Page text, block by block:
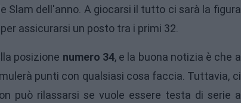
Slam dell'anno. A giocarsi il tutto ci sarà la figura
assicurarsi un posto tra i primi 32.
posizione numero 34, e la buona notizia è che a
punti con qualsiasi cosa faccia. Tuttavia, ci
può rilassarsi se vuole essere testa di serie a